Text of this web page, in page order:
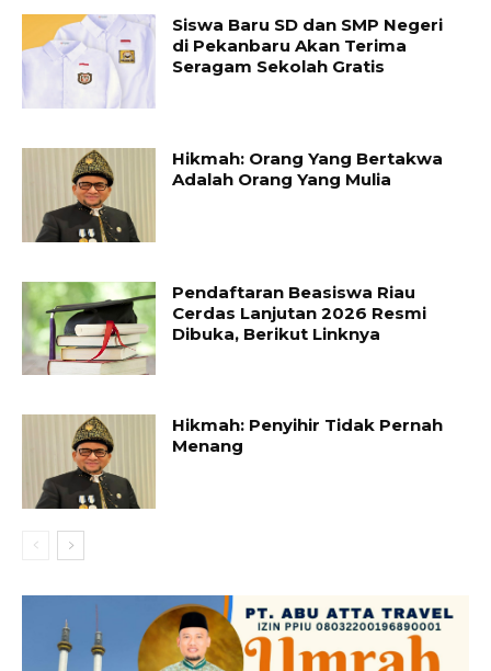
Siswa Baru SD dan SMP Negeri
di Pekanbaru Akan Terima
Seragam Sekolah Gratis
Hikmah: Orang Yang Bertakwa
Adalah Orang Yang Mulia
Pendaftaran Beasiswa Riau
Cerdas Lanjutan 2026 Resmi
Dibuka, Berikut Linknya
Hikmah: Penyihir Tidak Pernah
Menang